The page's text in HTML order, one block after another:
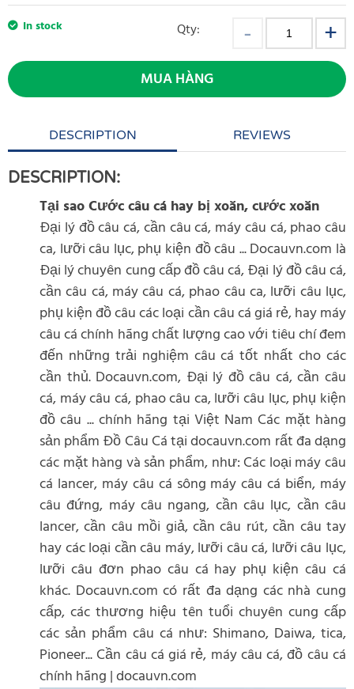
In stock Qty:
MUA HÀNG
DESCRIPTION REVIEWS
DESCRIPTION:
Tại sao Cước câu cá hay bị xoăn, cước xoăn
Đại lý đồ câu cá, cần câu cá, máy câu cá, phao câu
ca, lưỡi câu lục, phụ kiện đồ câu ... Docauvn.com là
Đại lý chuyên cung cấp đồ câu cá, Đại lý đồ câu cá,
cần câu cá, máy câu cá, phao câu ca, lưỡi câu lục,
phụ kiện đồ câu các loại cần câu cá giá rẻ, hay máy
câu cá chính hãng chất lượng cao với tiêu chí đem
đến những trải nghiệm câu cá tốt nhất cho các
cần thủ. Docauvn.com, Đại lý đồ câu cá, cần câu
cá, máy câu cá, phao câu ca, lưỡi câu lục, phụ kiện
đồ câu ... chính hãng tại Việt Nam Các mặt hàng
sản phẩm Đồ Câu Cá tại docauvn.com rất đa dạng
các mặt hàng và sản phẩm, như: Các loại máy câu
cá lancer, máy câu cá sông máy câu cá biển, máy
câu đứng, máy câu ngang, cần câu lục, cần câu
lancer, cần câu mồi giả, cần câu rút, cần câu tay
hay các loại cần câu máy, lưỡi câu cá, lưỡi câu lục,
lưỡi câu đơn phao câu cá hay phụ kiện câu cá
khác. Docauvn.com có rất đa dạng các nhà cung
cấp, các thương hiệu tên tuổi chuyên cung cấp
các sản phẩm câu cá như: Shimano, Daiwa, tica,
Pioneer... Cần câu cá giá rẻ, máy câu cá, đồ câu cá
chính hãng | docauvn.com